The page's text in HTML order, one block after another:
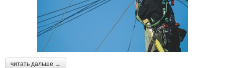
читать дальше →